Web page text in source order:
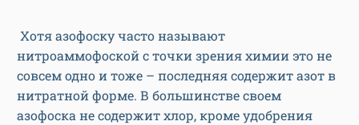
Хотя азофоску часто называют
нитроаммофоской с точки зрения химии это не
совсем одно и тоже – последняя содержит азот в
нитратной форме. В большинстве своем
азофоска не содержит хлор, кроме удобрения